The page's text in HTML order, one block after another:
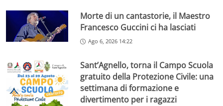
Morte di un cantastorie, il Maestro
Francesco Guccini ci ha lasciati
Ago 6, 2026 14:22
Sant’Agnello, torna il Campo Scuola
gratuito della Protezione Civile: una
settimana di formazione e
divertimento per i ragazzi